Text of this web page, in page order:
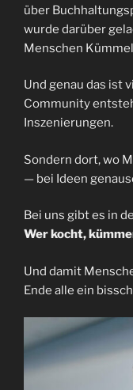
über
wurde darüber
Menschen
Und genau das ist
Community
Inszenierungen.
Sondern dort, wo
— bei Ideen
Bei uns gibt es in
Wer kocht,
Und damit
Ende alle ein